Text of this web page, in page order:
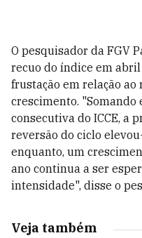
O pesquisador da FGV
recuo do índice em
frustação em relação
crescimento.
consecutiva do ICCE, a
reversão do ciclo
enquanto, um
ano continua a ser
intensidade", disse o
Veja também